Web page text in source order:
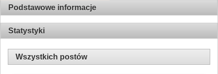
Podstawowe informacje
Statystyki
Wszystkich postów